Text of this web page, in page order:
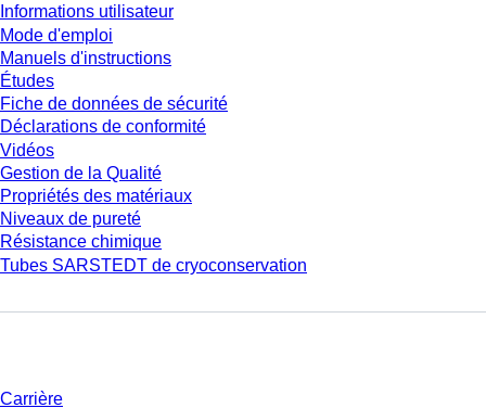
Informations utilisateur
Mode d'emploi
Manuels d'instructions
Études
Fiche de données de sécurité
Déclarations de conformité
Vidéos
Gestion de la Qualité
Propriétés des matériaux
Niveaux de pureté
Résistance chimique
Tubes SARSTEDT de cryoconservation
Carrière